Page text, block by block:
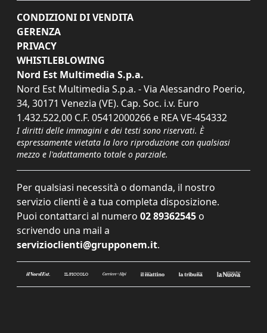
CONDIZIONI DI VENDITA
GERENZA
PRIVACY
WHISTLEBLOWING
Nord Est Multimedia S.p.a.
Nord Est Multimedia S.p.a. - Via Alessandro Poerio,
34, 30171 Venezia (VE). Cap. Soc. i.v. Euro
1.432.522,00 C.F. 05412000266 e REA VE-454332
I diritti delle immagini e dei testi sono riservati. È
espressamente vietata la loro riproduzione con qualsiasi
mezzo e l'adattamento totale o parziale.
Per qualsiasi necessità o domanda, il nostro
servizio clienti è a tua completa disposizione.
Puoi contattarci al numero 02 89362545 o
scrivendo una mail a
servizioclienti@grupponem.it.